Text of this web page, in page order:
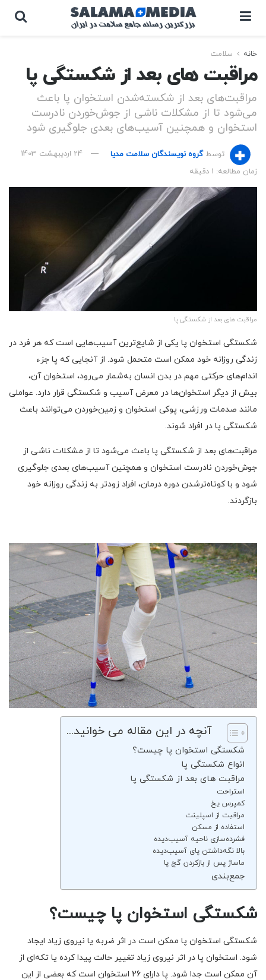
خانه سلامت
مراقبت های بعد از شکستگی پا
مراقبت‌های بعد از شکسته‌شدن استخوان پا باعث
می‌شود تا از مشکلات ناشی از جوش‌خوردن نادرست
استخوان و همچنین آسیب‌های بعدی جلوگیری شود
توسط گروه نویسندگان سلامت مدیا
24 اردیبهشت 1403
زمان مطالعه: 1 دقیقه
مراقبت های بعد از شکستگی پا
شکستگی استخوان پا یکی از شایع‌ترین آسیب‌هایی است که هر فرد در
زندگی روزانه خود ممکن است متحمل شود. از آنجایی که پا جزء
اندام‌های حرکتی مهم در بدن انسان به‌شمار می‌رود، استخوان آن،
بیش از دیگر استخوان‌ها در معرض آسیب و شکستگی قرار دارد. عواملی
مانند صدمات ورزشی، پوکی استخوان و زمین‌خوردن می‌توانند باعث
شکستگی پا در افراد شوند.
مراقبت‌های بعد از شکستگی پا باعث می‌شود تا از مشکلات ناشی از
جوش‌خوردن نادرست استخوان و همچنین آسیب‌های بعدی جلوگیری
شود و با کوتاه‌ترشدن دوره درمان، افراد زودتر به زندگی روزانه خود
بازگردند.
آنچه در این مقاله می خوانید...
شکستگی استخوان پا چیست؟
انواع شکستگی پا
مراقبت های بعد از شکستگی پا
استراحت
کمپرس یخ
مراقبت از اسپلینت
استفاده از مسکن
فشرده‌سازی ناحیه آسیب‌دیده
بالا نگه‌داشتن پای آسیب‌دیده
ماساژ پس از بازکردن گچ پا
جمع‌بندی
شکستگی استخوان پا چیست؟
شکستگی استخوان پا ممکن است در اثر ضربه یا نیروی زیاد ایجاد
شود. استخوان پا در اثر نیروی زیاد تغییر حالت پیدا کرده یا تکه‌ای از
آن ممکن است جدا شود. پا دارای 26 استخوان است که بعضی از این